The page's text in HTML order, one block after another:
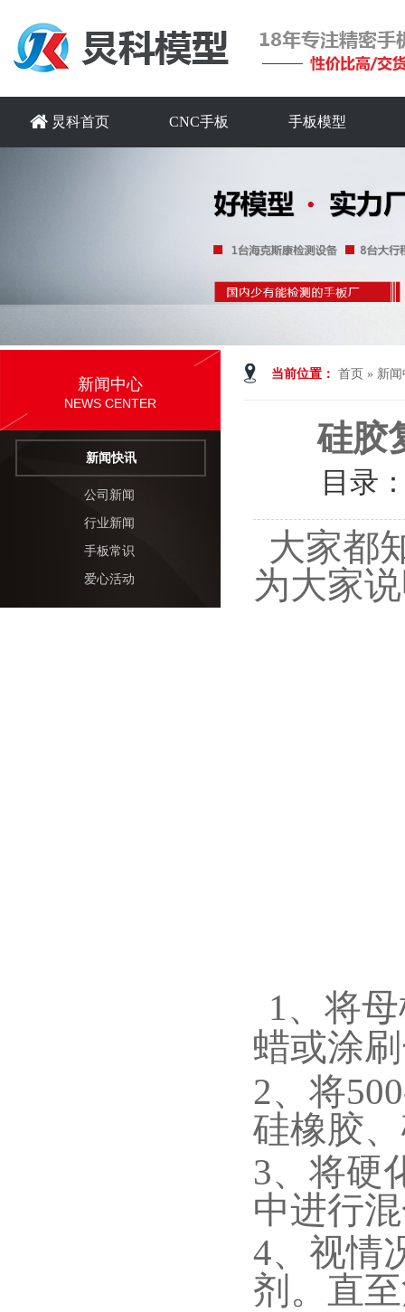
炅科首页 CNC手板 手板模型
当前位置： 首页 » 新
硅胶
目录
大家都
为大家
1、将
蜡或涂
2、将
硅橡胶
3、将硬
中进行
4、视情
剂。直
新闻中心
NEWS CENTER
新闻快讯
公司新闻
行业新闻
手板常识
爱心活动